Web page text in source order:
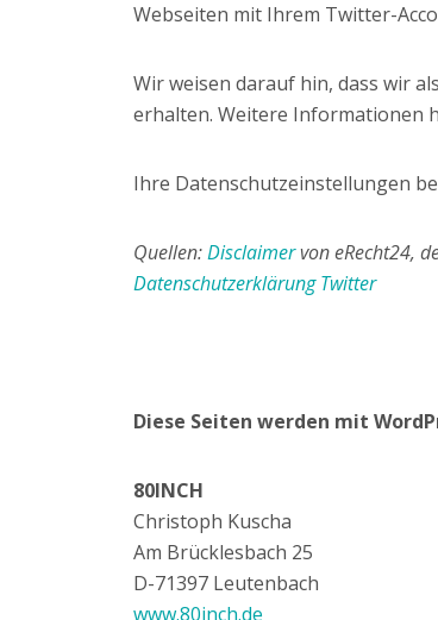
Webseiten mit Ihrem Twitter-
Wir weisen darauf hin, dass wir
erhalten. Weitere Informationen
Ihre Datenschutzeinstellungen
Quellen:Disclaimervon eRecht24,
Datenschutzerklärung Twitter
Diese Seiten werden mit
80INCH
Christoph Kuscha
Am Brücklesbach 25
D-71397 Leutenbach
www.80inch.de